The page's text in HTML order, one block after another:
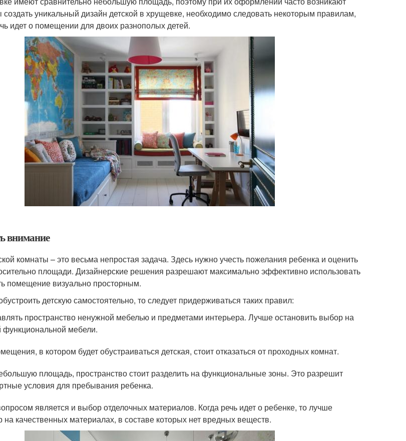
уникальный дизайн детской в хрущевке, необходимо следовать некоторым правилам,
идет о помещении для двоих разнополых детей.
внимание
комнаты – это весьма непростая задача. Здесь нужно учесть пожелания ребенка и оценить
площади. Дизайнерские решения разрешают максимально эффективно использовать
помещение визуально просторным.
детскую самостоятельно, то следует придерживаться таких правил:
пространство ненужной мебелью и предметами интерьера. Лучше остановить выбор на
функциональной мебели.
в котором будет обустраиваться детская, стоит отказаться от проходных комнат.
площадь, пространство стоит разделить на функциональные зоны. Это разрешит
условия для пребывания ребенка.
является и выбор отделочных материалов. Когда речь идет о ребенке, то лучше
на качественных материалах, в составе которых нет вредных веществ.